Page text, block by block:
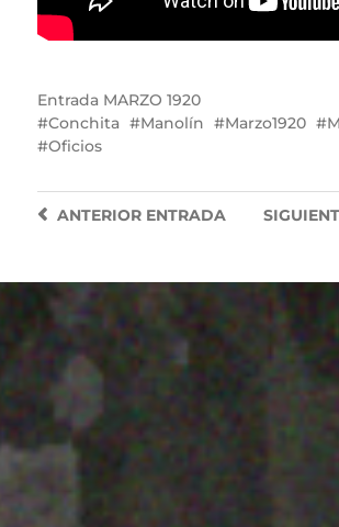
Entrada MARZO 1920
Conchita
Manolín Marzo1920
Oficios
ANTERIORENTRADA